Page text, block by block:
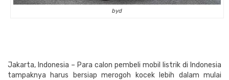
byd
Jakarta, Indonesia – Para calon pembeli mobil listrik di Indonesia
tampaknya harus bersiap merogoh kocek lebih dalam mulai